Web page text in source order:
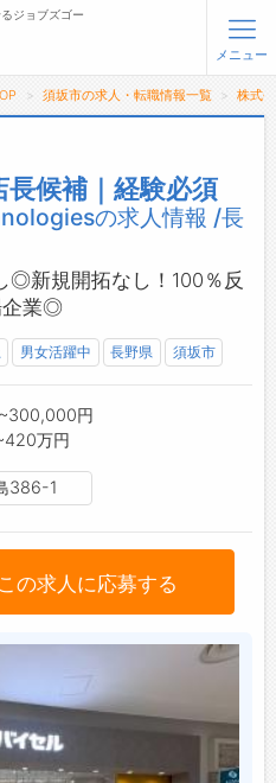
面接対策など)
ジョブズゴー
メニュー
須坂市の求人・転職情報一覧 株式
候補｜経験必須
の求人情報 /長
新規開拓なし！100％反
企業◎
男女活躍中 長野県 須坂市
円
万円
386-1
この求人に応募する